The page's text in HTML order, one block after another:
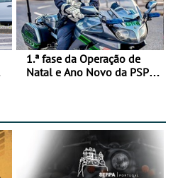
1.ª fase da Operação de
Natal e Ano Novo da PSP e